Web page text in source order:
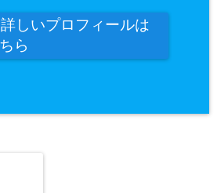
詳しいプロフィールは
ら